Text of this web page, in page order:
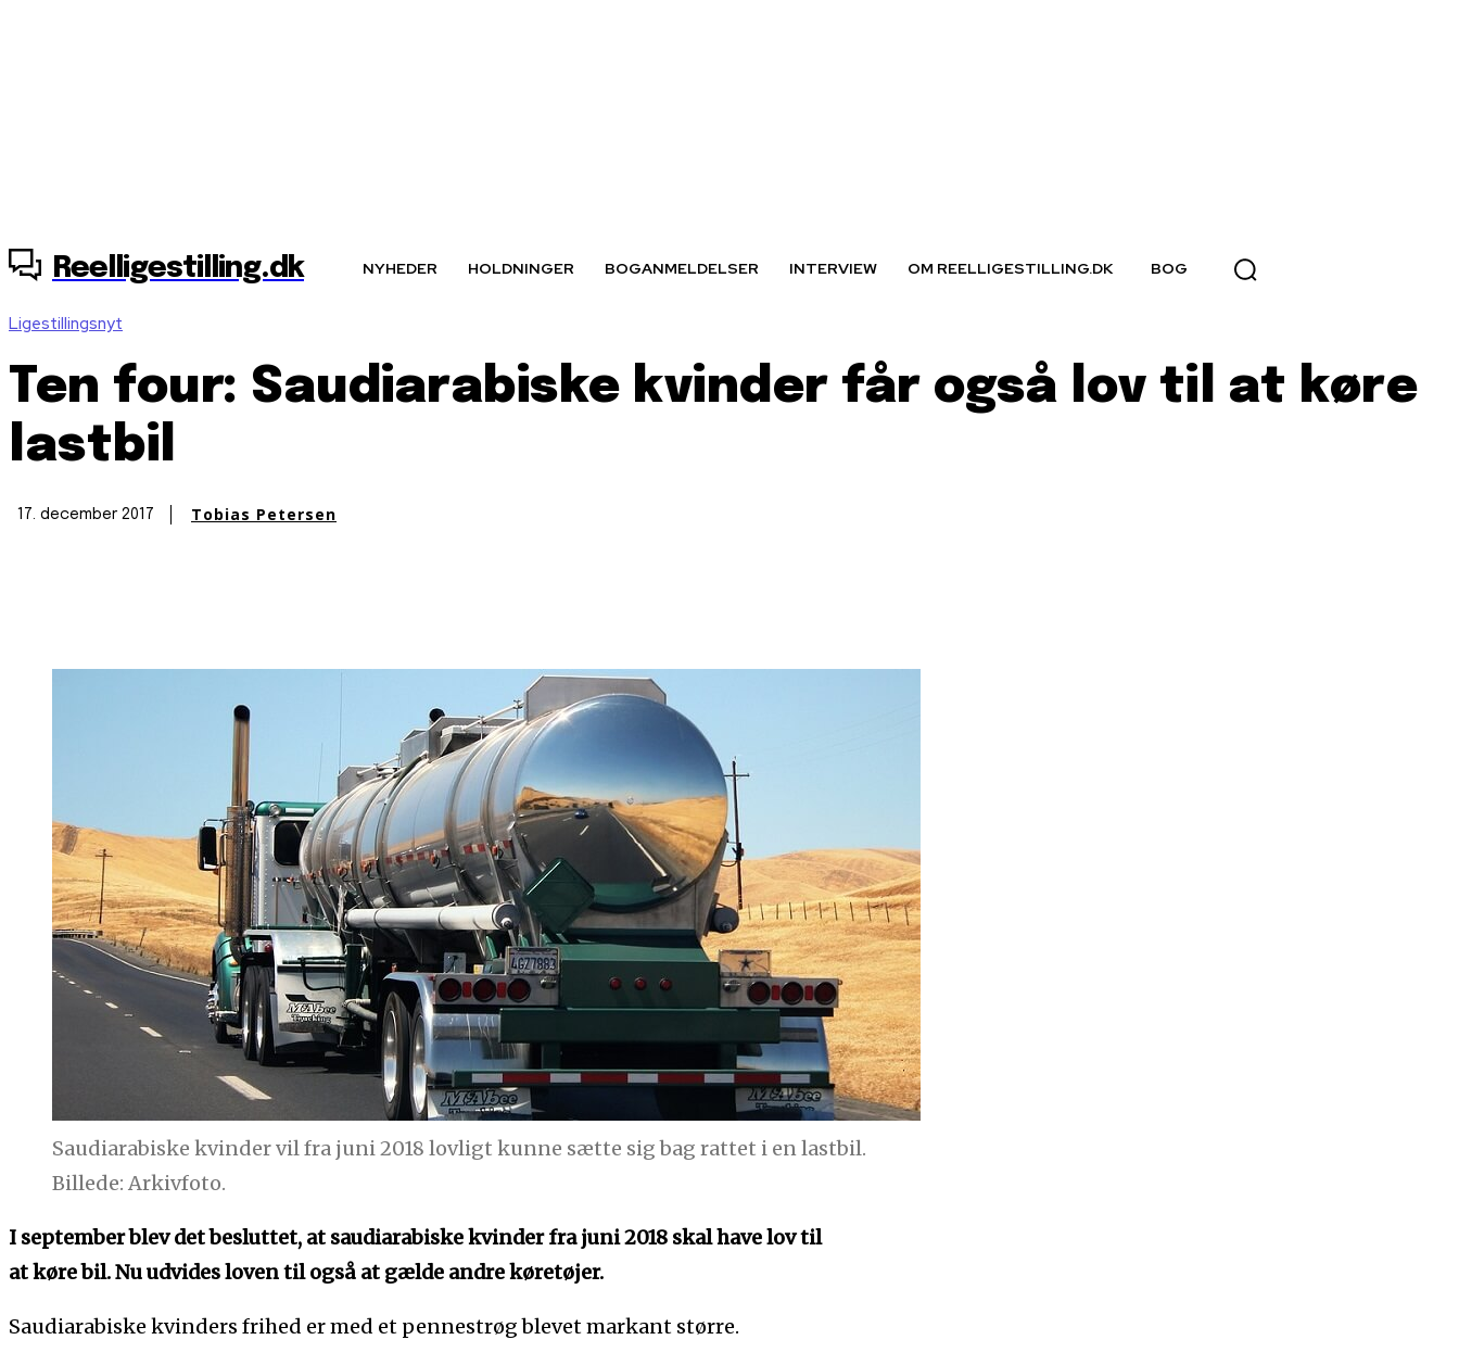
Reelligestilling.dk NYHEDER HOLDNINGER BOGANMELDELSER INTERVIEW OM REELLIGESTILLING.DK BOG
Ligestillingsnyt
Ten four: Saudiarabiske kvinder får også lov til at køre
lastbil
17. december 2017 Tobias Petersen
Saudiarabiske kvinder vil fra juni 2018 lovligt kunne sætte sig bag rattet i en lastbil.
Billede: Arkivfoto.
I september blev det besluttet, at saudiarabiske kvinder fra juni 2018 skal have lov til
at køre bil. Nu udvides loven til også at gælde andre køretøjer.
Saudiarabiske kvinders frihed er med et pennestrøg blevet markant større.